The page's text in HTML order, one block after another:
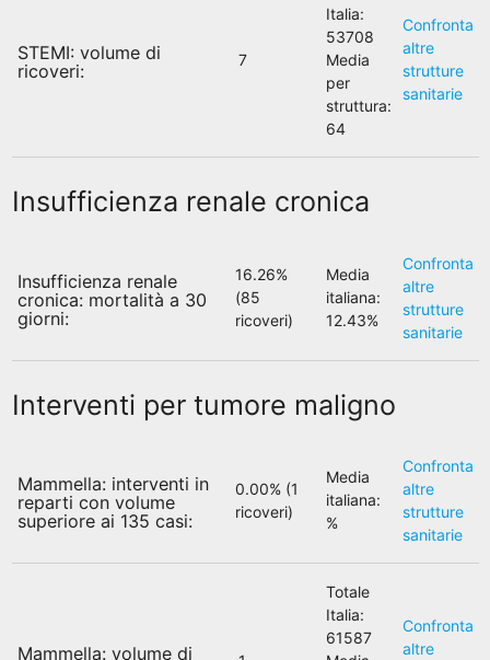
STEMI: volume di
ricoveri:
7
Italia:
53708
Media
per
struttura:
64
Confronta
altre
strutture
sanitarie
Insufficienza renale cronica
Insufficienza renale
cronica: mortalità a 30
giorni:
16.26%
(85
ricoveri)
Media
italiana:
12.43%
Confronta
altre
strutture
sanitarie
Interventi per tumore maligno
Mammella: interventi in
reparti con volume
superiore ai 135 casi:
0.00% (1
ricoveri)
Media
italiana:
%
Confronta
altre
strutture
sanitarie
Mammella: volume di
Totale
Italia:
61587
Confronta
altre